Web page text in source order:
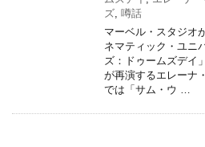
ズ
噂話
マーベル・スタジオ
ネマティック・ユニ
ズ：ドゥームズデイ
が再演するエレーナ
では「サム・ウ …